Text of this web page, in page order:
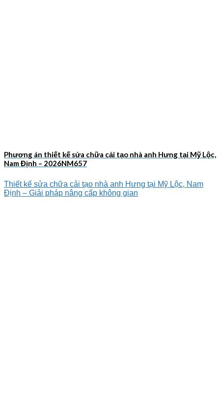
Phương án thiết kế sửa chữa cải tạo nhà anh Hưng tại Mỹ Lộc,
Nam Định – 2026NM657
Thiết kế sửa chữa cải tạo nhà anh Hưng tại Mỹ Lộc, Nam
Định – Giải pháp nâng cấp không gian